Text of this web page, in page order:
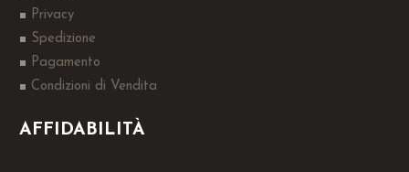
Privacy
Spedizione
Pagamento
Condizioni di Vendita
AFFIDABILITÀ